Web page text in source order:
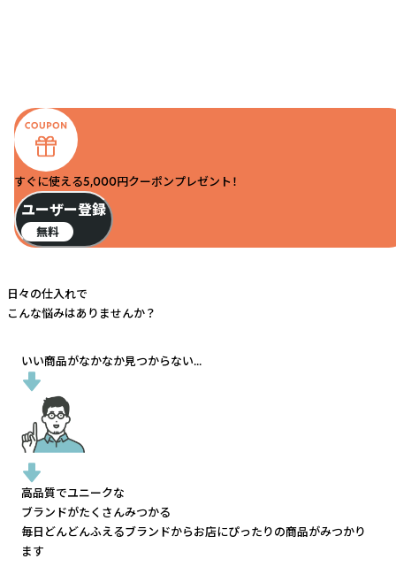
すぐに使える5,000円クーポンプレゼント！
ユーザー登録
無料
日々の仕入れで
こんな悩みはありませんか？
いい商品がなかなか見つからない...
高品質でユニークな
ブランドがたくさんみつかる
毎日どんどんふえるブランドからお店にぴったりの商品がみつかり
ます